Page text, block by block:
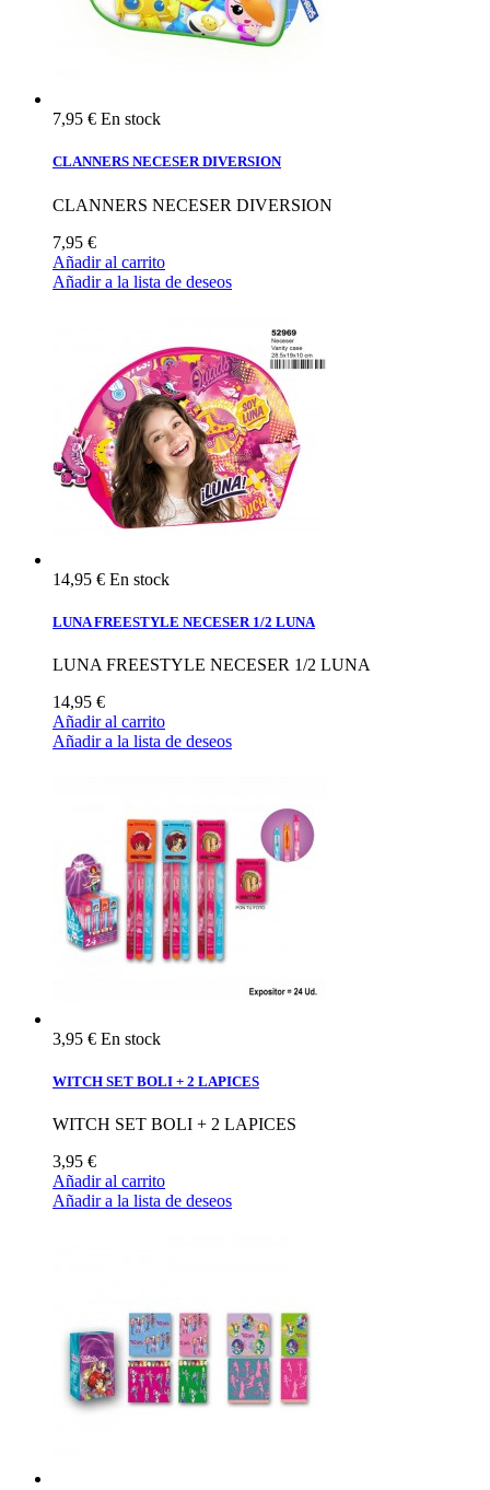
7,95 € En stock
CLANNERS NECESER DIVERSION
CLANNERS NECESER DIVERSION
7,95 €
Añadir al carrito
Añadir a la lista de deseos
14,95 € En stock
LUNA FREESTYLE NECESER 1/2 LUNA
LUNA FREESTYLE NECESER 1/2 LUNA
14,95 €
Añadir al carrito
Añadir a la lista de deseos
3,95 € En stock
WITCH SET BOLI + 2 LAPICES
WITCH SET BOLI + 2 LAPICES
3,95 €
Añadir al carrito
Añadir a la lista de deseos